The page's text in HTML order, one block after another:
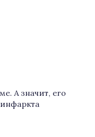
А значит, его